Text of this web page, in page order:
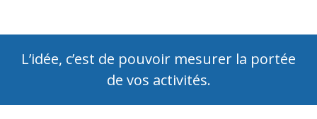
L’idée, c’est de pouvoir mesurer la portée
de vos activités.